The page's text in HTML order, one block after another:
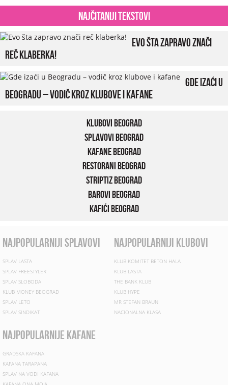
Najčitaniji tekstovi
Evo šta zapravo znači
reč klaberka!
Gde izaći u
Beogradu – vodič kroz klubove i kafane
Klubovi Beograd
Splavovi Beograd
Kafane Beograd
Restorani Beograd
Striptiz Beograd
Barovi Beograd
Kafići Beograd
najpopularniji splavovi
SPLAV LASTA
SPLAV FREESTYLER
SPLAV SLOBODA
KLUB MONEY BEOGRAD
SPLAV LETO
SPLAV SINDIKAT
najpopularniji klubovi
KLUB KOMITET BETON HALA
KLUB LASTA
THE BANK KLUB
KLUB HYPE
MR STEFAN BRAUN
NACIONALNA KLASA
najpopularnije kafane
GRADSKA KAFANA
KAFANA TARAPANA
SPLAV NA VODI KAFANA